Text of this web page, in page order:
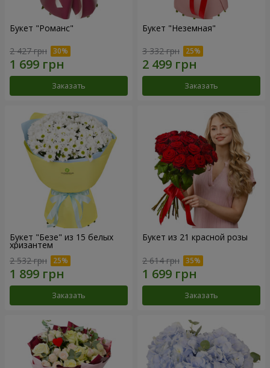
Букет "Романс"
2 427 грн
Заказать
Букет "Неземная"
3 332 грн
Заказать
Букет "Безе" из 15 белых
хризантем
2 532 грн
Заказать
Букет из 21 красной розы
2 614 грн
Заказать